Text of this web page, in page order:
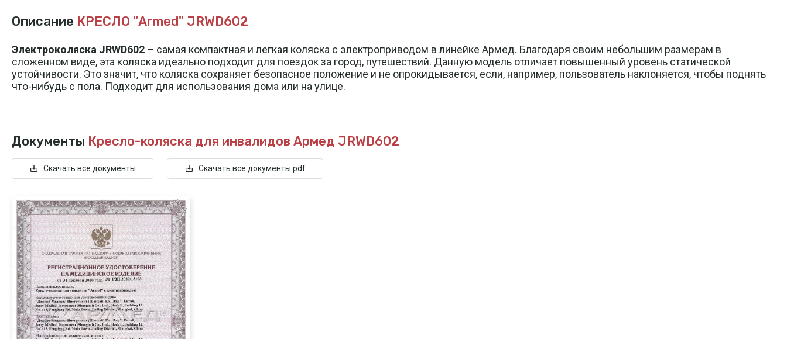
Описание КРЕСЛО "Armed" JRWD602
Электроколяска JRWD602 – самая компактная и легкая коляска с электроприводом в линейке Армед. Благодаря своим небольшим размерам в
сложенном виде, эта коляска идеально подходит для поездок за город, путешествий. Данную модель отличает повышенный уровень статической
устойчивости. Это значит, что коляска сохраняет безопасное положение и не опрокидывается, если, например, пользователь наклоняется, чтобы поднять
что-нибудь с пола. Подходит для использования дома или на улице.
Документы Кресло-коляска для инвалидов Армед JRWD602
Скачать все документы Скачать все документы pdf